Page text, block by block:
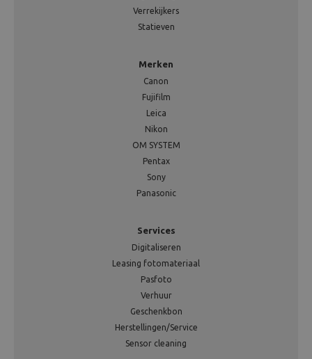
Verrekijkers
Statieven
Merken
Canon
Fujifilm
Leica
Nikon
OM SYSTEM
Pentax
Sony
Panasonic
Services
Digitaliseren
Leasing fotomateriaal
Pasfoto
Verhuur
Geschenkbon
Herstellingen/Service
Sensor cleaning